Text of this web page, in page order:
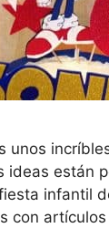
unos
ideas están
infantil
con